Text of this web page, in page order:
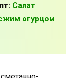
Салат
огурцом